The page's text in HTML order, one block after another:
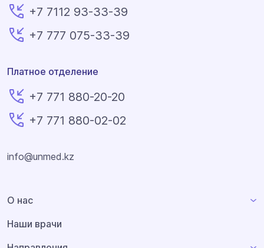
+7 7112 93-33-39
+7 777 075-33-39
Платное отделение
+7 771 880-20-20
+7 771 880-02-02
info@unmed.kz
О нас
Наши врачи